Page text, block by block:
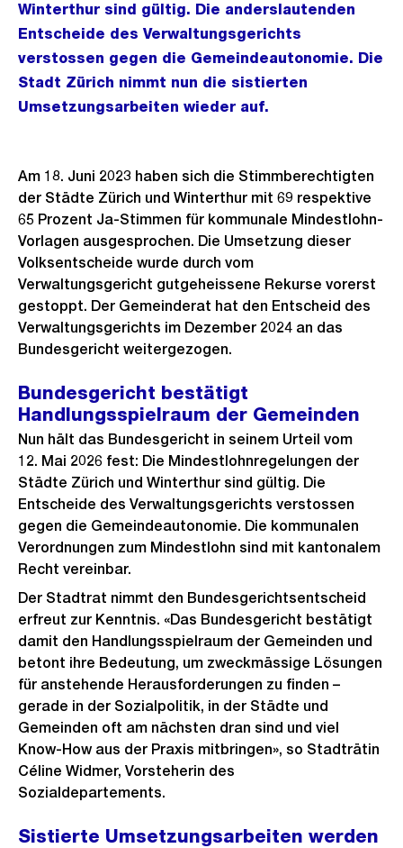
Winterthur sind gültig. Die anderslautenden
Entscheide des Verwaltungsgerichts
verstossen gegen die Gemeindeautonomie. Die
Stadt Zürich nimmt nun die sistierten
Umsetzungsarbeiten wieder auf.
Am 18. Juni 2023 haben sich die Stimmberechtigten
der Städte Zürich und Winterthur mit 69 respektive
65 Prozent Ja-Stimmen für kommunale Mindestlohn-
Vorlagen ausgesprochen. Die Umsetzung dieser
Volksentscheide wurde durch vom
Verwaltungsgericht gutgeheissene Rekurse vorerst
gestoppt. Der Gemeinderat hat den Entscheid des
Verwaltungsgerichts im Dezember 2024 an das
Bundesgericht weitergezogen.
Bundesgericht bestätigt
Handlungsspielraum der Gemeinden
Nun hält das Bundesgericht in seinem Urteil vom
12. Mai 2026 fest: Die Mindestlohnregelungen der
Städte Zürich und Winterthur sind gültig. Die
Entscheide des Verwaltungsgerichts verstossen
gegen die Gemeindeautonomie. Die kommunalen
Verordnungen zum Mindestlohn sind mit kantonalem
Recht vereinbar.
Der Stadtrat nimmt den Bundesgerichtsentscheid
erfreut zur Kenntnis. «Das Bundesgericht bestätigt
damit den Handlungsspielraum der Gemeinden und
betont ihre Bedeutung, um zweckmässige Lösungen
für anstehende Herausforderungen zu finden –
gerade in der Sozialpolitik, in der Städte und
Gemeinden oft am nächsten dran sind und viel
Know-How aus der Praxis mitbringen», so Stadträtin
Céline Widmer, Vorsteherin des
Sozialdepartements.
Sistierte Umsetzungsarbeiten werden